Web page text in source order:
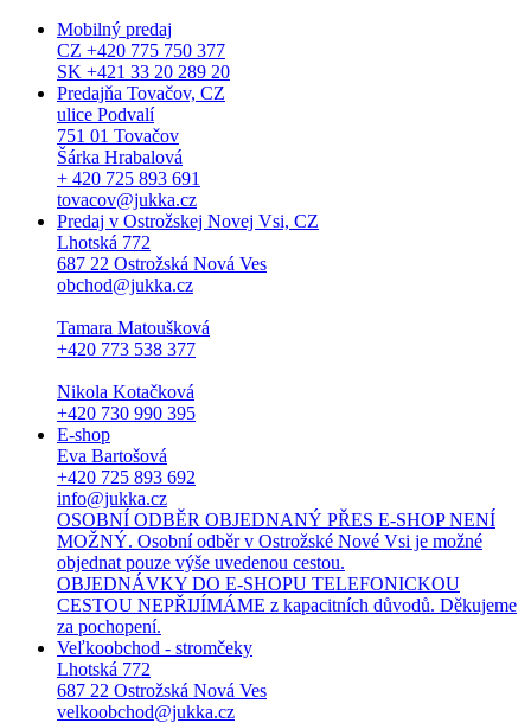
Mobilný predaj
CZ +420 775 750 377
SK +421 33 20 289 20
Predajňa Tovačov, CZ
ulice Podvalí
751 01 Tovačov
Šárka Hrabalová
+ 420 725 893 691
tovacov@jukka.cz
Predaj v Ostrožskej Novej Vsi, CZ
Lhotská 772
687 22 Ostrožská Nová Ves
obchod@jukka.cz
Tamara Matoušková
+420 773 538 377
Nikola Kotačková
+420 730 990 395
E-shop
Eva Bartošová
+420 725 893 692
info@jukka.cz
OSOBNÍ ODBĚR OBJEDNANÝ PŘES E-SHOP NENÍ
MOŽNÝ. Osobní odběr v Ostrožské Nové Vsi je možné
objednat pouze výše uvedenou cestou.
OBJEDNÁVKY DO E-SHOPU TELEFONICKOU
CESTOU NEPŘIJÍMÁME z kapacitních důvodů. Děkujeme
za pochopení.
Veľkoobchod - stromčeky
Lhotská 772
687 22 Ostrožská Nová Ves
velkoobchod@jukka.cz